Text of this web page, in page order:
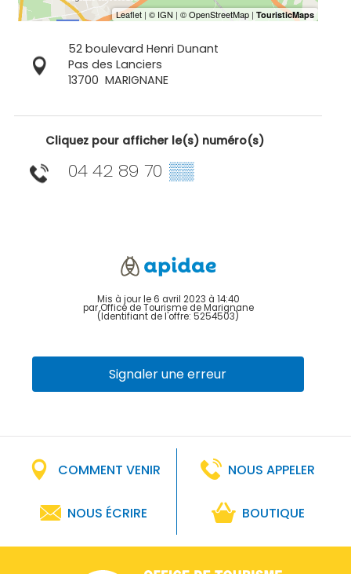
52 boulevard Henri Dunant
Pas des Lanciers
13700 MARIGNANE
Cliquez pour afficher le(s) numéro(s)
04 42 89 70 ▒▒
Mis à jour le 6 avril 2023 à 14:40
par Office de Tourisme de Marignane
(Identifiant de l'offre: 5254503)
Signaler une erreur
COMMENT VENIR NOUS APPELER
NOUS ÉCRIRE BOUTIQUE